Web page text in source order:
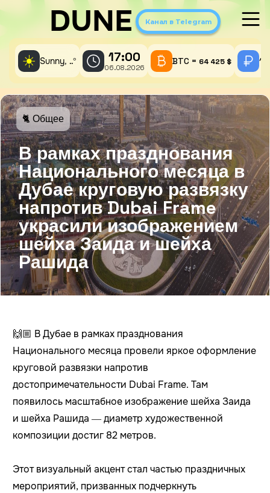
DUNE Канал в Telegram
☀️ Sunny, ..° 17:00
06.08.2026
BTC = 64 425 $ 1
В рамках празднования
Национального месяца в
Дубае круговую развязку
напротив Dubai Frame
украсили изображением
шейха Заида и шейха
Рашида
🐈 Общее
🙌🏼 В Дубае в рамках празднования
Национального месяца провели яркое оформление
круговой развязки напротив
достопримечательности Dubai Frame. Там
появилось масштабное изображение шейха Заида
и шейха Рашида — диаметр художественной
композиции достиг 82 метров.
Этот визуальный акцент стал частью праздничных
мероприятий, призванных подчеркнуть